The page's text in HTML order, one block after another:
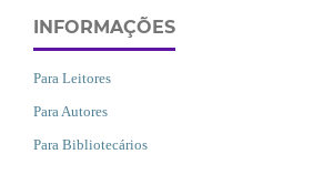
INFORMAÇÕES
Para Leitores
Para Autores
Para Bibliotecários